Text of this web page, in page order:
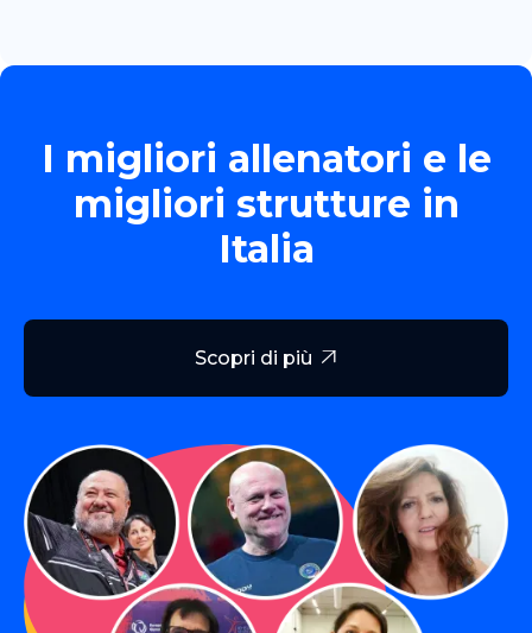
I migliori allenatori e le
migliori strutture in
Italia
Scopri di più 